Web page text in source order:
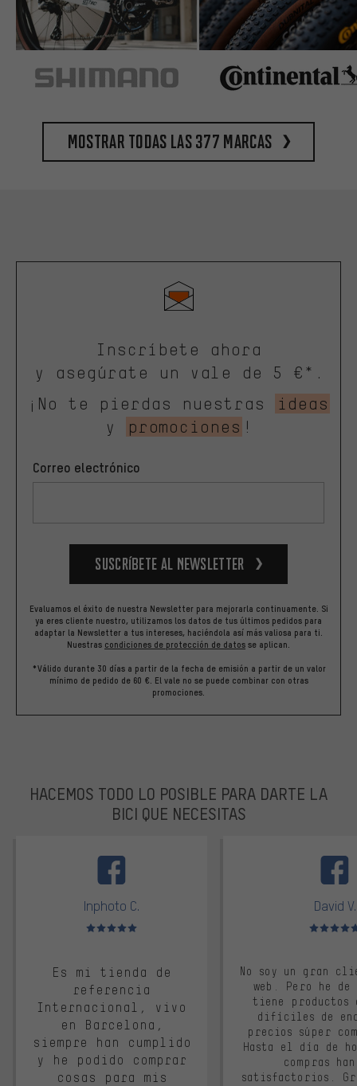
Mostrar todas las 377 marcas
Inscríbete ahora
y asegúrate un vale de 5 €*.
¡No te pierdas nuestras
ideas
y
promociones !
Correo electrónico
Suscríbete al newsletter
Evaluamos el éxito de nuestra Newsletter para mejorarla continuamente. Si
ya eres cliente nuestro, utilizamos los datos de tus últimos pedidos para
adaptar la Newsletter a tus intereses, haciéndola así más valiosa para ti.
Nuestras condiciones de protección de datos se aplican.
*Válido durante 30 días a partir de la fecha de emisión a partir de un valor
mínimo de pedido de 60 €. El vale no se puede combinar con otras
promociones.
HACEMOS TODO LO POSIBLE PARA DARTE LA
BICI QUE NECESITAS
Inphoto C.
Valoración media: 5 de 5
Es mi tienda de
referencia
Internacional, vivo
en Barcelona,
siempre han cumplido
y he podido comprar
cosas para mis
David V.
Valoración
No soy un gran
web. Pero he
tiene productos
difíciles de
precios súper
Hasta el día de
compras
satisfactorios.